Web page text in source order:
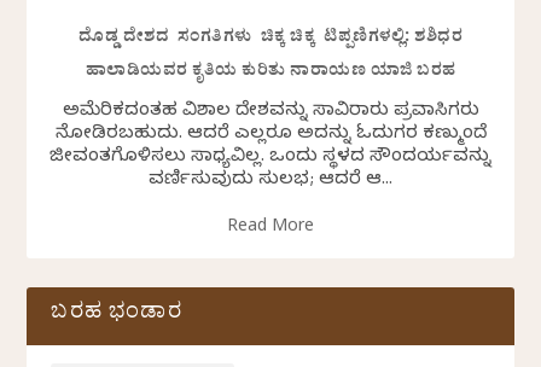
ದೊಡ್ಡ ದೇಶದ ಸಂಗತಿಗಳು ಚಿಕ್ಕ ಚಿಕ್ಕ ಟಿಪ್ಪಣಿಗಳಲ್ಲಿ: ಶಶಿಧರ
ಹಾಲಾಡಿಯವರ ಕೃತಿಯ ಕುರಿತು ನಾರಾಯಣ ಯಾಜಿ ಬರಹ
ಅಮೆರಿಕದಂತಹ ವಿಶಾಲ ದೇಶವನ್ನು ಸಾವಿರಾರು ಪ್ರವಾಸಿಗರು
ನೋಡಿರಬಹುದು. ಆದರೆ ಎಲ್ಲರೂ ಅದನ್ನು ಓದುಗರ ಕಣ್ಮುಂದೆ
ಜೀವಂತಗೊಳಿಸಲು ಸಾಧ್ಯವಿಲ್ಲ. ಒಂದು ಸ್ಥಳದ ಸೌಂದರ್ಯವನ್ನು
ವರ್ಣಿಸುವುದು ಸುಲಭ; ಆದರೆ ಆ...
Read More
ಬರಹ ಭಂಡಾರ